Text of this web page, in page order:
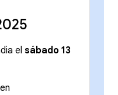
el sábado 13